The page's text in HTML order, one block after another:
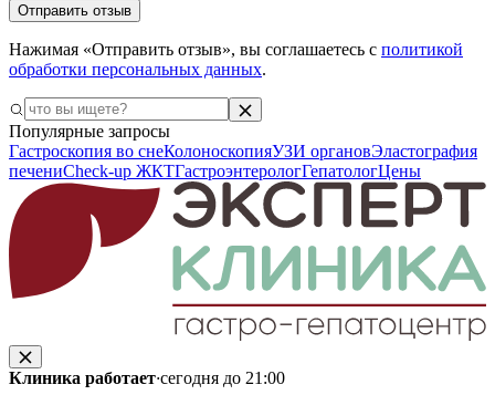
Отправить отзыв
Нажимая «Отправить отзыв», вы соглашаетесь с политикой
обработки персональных данных.
Популярные запросы
Гастроскопия во снеКолоноскопияУЗИ органовЭластография
печениCheck-up ЖКТГастроэнтерологГепатологЦены
Клиника работает·сегодня до 21:00